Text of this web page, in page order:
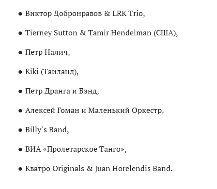
Виктор Добронравов & LRK Trio,
Tierney Sutton & Tamir Hendelman (США),
Петр Налич,
Kiki (Таиланд),
Петр Дранга и Бэнд,
Алексей Гоман и Маленький Оркестр,
Billy`s Band,
ВИА «Пролетарское Танго»,
Кватро Originals & Juan Horelendis Band.